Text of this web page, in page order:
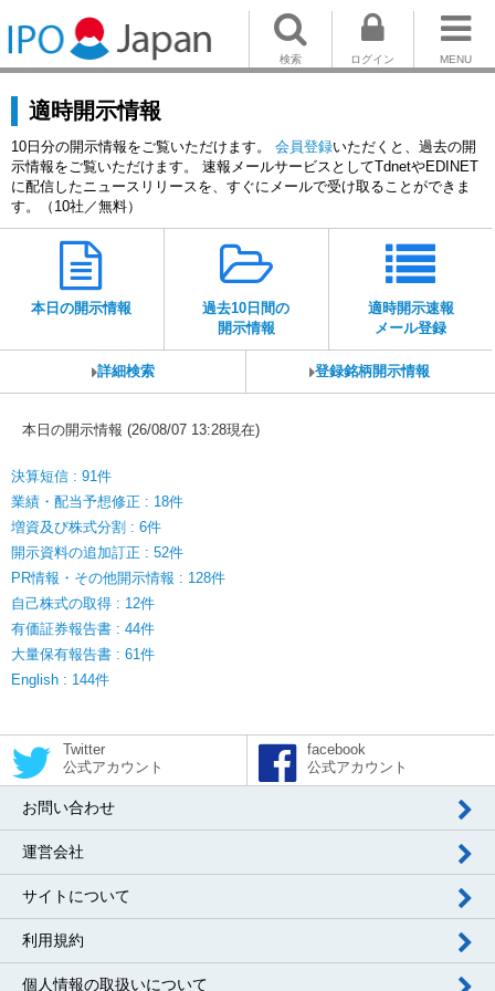
MENU
ログイン
検索
適時開示情報
10日分の開示情報をご覧いただけます。 会員登録いただくと、過去の開
示情報をご覧いただけます。 速報メールサービスとしてTdnetやEDINET
に配信したニュースリリースを、すぐにメールで受け取ることができま
す。（10社／無料）
本日の開示情報
過去10日間の
開示情報
適時開示速報
メール登録
詳細検索 登録銘柄開示情報
本日の開示情報 (26/08/07 13:28現在)
決算短信 : 91件
業績・配当予想修正 : 18件
増資及び株式分割 : 6件
開示資料の追加訂正 : 52件
PR情報・その他開示情報 : 128件
自己株式の取得 : 12件
有価証券報告書 : 44件
大量保有報告書 : 61件
English : 144件
Twitter
公式アカウント
facebook
公式アカウント
お問い合わせ
運営会社
サイトについて
利用規約
個人情報の取扱いについて